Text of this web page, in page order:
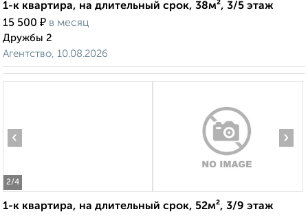
1-к квартира, на длительный срок, 38м², 3/5 этаж
15 500 ₽ в месяц
Дружбы 2
Агентство, 10.08.2026
2/4
‹ ›
1-к квартира, на длительный срок, 52м², 3/9 этаж